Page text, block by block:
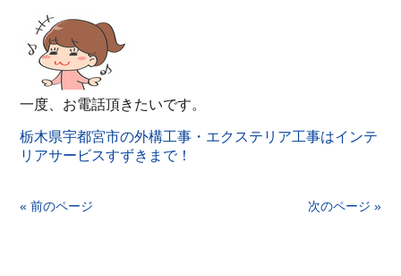
一度、お電話頂きたいです。
栃木県宇都宮市の外構工事・エクステリア工事はインテ
リアサービスすずきまで！
« 前のページ 次のページ »